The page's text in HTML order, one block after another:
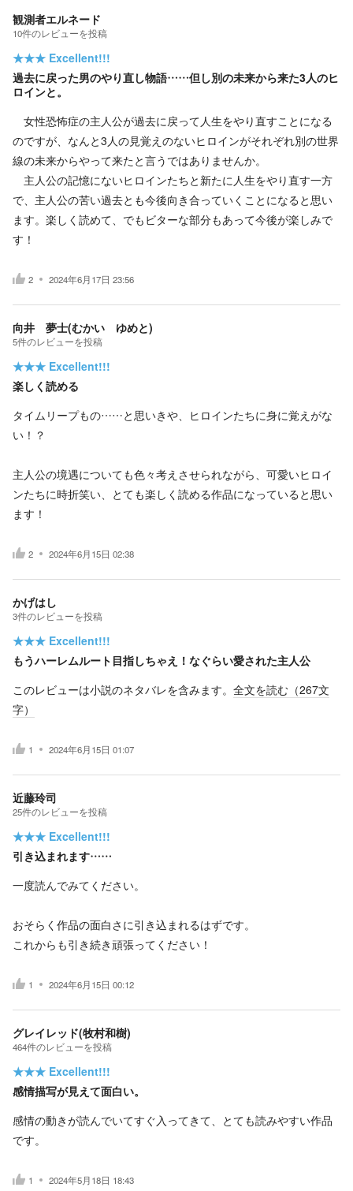
観測者エルネード
10件のレビューを投稿
★★★ Excellent!!!
過去に戻った男のやり直し物語……但し別の未来から来た3人のヒ
ロインと。
女性恐怖症の主人公が過去に戻って人生をやり直すことになる
のですが、なんと3人の見覚えのないヒロインがそれぞれ別の世界
線の未来からやって来たと言うではありませんか。
主人公の記憶にないヒロインたちと新たに人生をやり直す一方
で、主人公の苦い過去とも今後向き合っていくことになると思い
ます。楽しく読めて、でもビターな部分もあって今後が楽しみで
す！
2 2024年6月17日 23:56
向井 夢士(むかい ゆめと)
5件のレビューを投稿
★★★ Excellent!!!
楽しく読める
タイムリープもの……と思いきや、ヒロインたちに身に覚えがな
い！？
主人公の境遇についても色々考えさせられながら、可愛いヒロイ
ンたちに時折笑い、とても楽しく読める作品になっていると思い
ます！
2 2024年6月15日 02:38
かげはし
3件のレビューを投稿
★★★ Excellent!!!
もうハーレムルート目指しちゃえ！なぐらい愛された主人公
このレビューは小説のネタバレを含みます。 全文を読む（267文
字）
1 2024年6月15日 01:07
近藤玲司
25件のレビューを投稿
★★★ Excellent!!!
引き込まれます……
一度読んでみてください。
おそらく作品の面白さに引き込まれるはずです。
これからも引き続き頑張ってください！
1 2024年6月15日 00:12
グレイレッド(牧村和樹)
464件のレビューを投稿
★★★ Excellent!!!
感情描写が見えて面白い。
感情の動きが読んでいてすぐ入ってきて、とても読みやすい作品
です。
1 2024年5月18日 18:43